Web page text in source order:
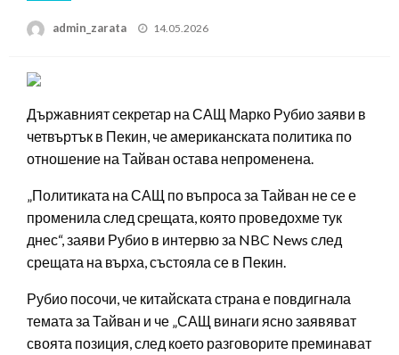
admin_zarata
Posted
14.05.2026
Държавният секретар на САЩ Марко Рубио заяви в
четвъртък в Пекин, че американската политика по
отношение на Тайван остава непроменена.
„Политиката на САЩ по въпроса за Тайван не се е
променила след срещата, която проведохме тук
днес“, заяви Рубио в интервю за NBC News след
срещата на върха, състояла се в Пекин.
Рубио посочи, че китайската страна е повдигнала
темата за Тайван и че „САЩ винаги ясно заявяват
своята позиция, след което разговорите преминават